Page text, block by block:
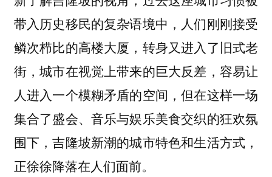
带入历史移民的复杂语境中，人们刚刚接受
鳞次栉比的高楼大厦，转身又进入了旧式老
街，城市在视觉上带来的巨大反差，容易让
人进入一个模糊矛盾的空间，但在这样一场
集合了盛会、音乐与娱乐美食交织的狂欢氛
围下，吉隆坡新潮的城市特色和生活方式，
正徐徐降落在人们面前。